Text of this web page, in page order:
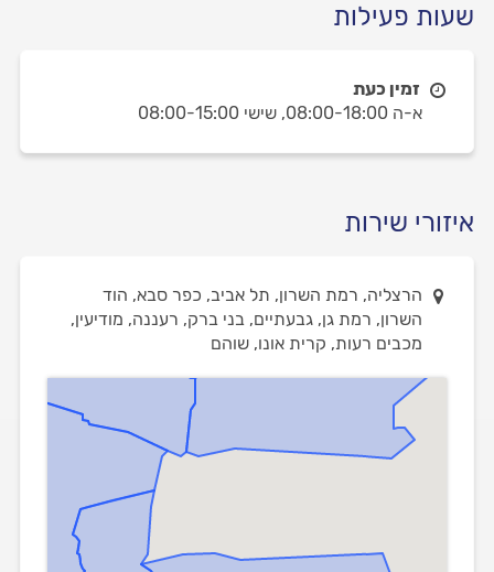
שעות פעילות
זמין כעת
א-ה 08:00-18:00,
שישי 08:00-15:00
איזורי שירות
הרצליה, רמת השרון, תל אביב, כפר סבא, הוד
השרון, רמת גן, גבעתיים, בני ברק, רעננה, מודיעין,
מכבים רעות, קרית אונו, שוהם